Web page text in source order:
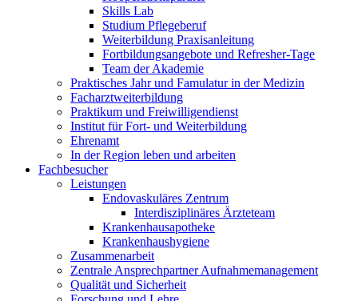
Skills Lab
Studium Pflegeberuf
Weiterbildung Praxisanleitung
Fortbildungsangebote und Refresher-Tage
Team der Akademie
Praktisches Jahr und Famulatur in der Medizin
Facharztweiterbildung
Praktikum und Freiwilligendienst
Institut für Fort- und Weiterbildung
Ehrenamt
In der Region leben und arbeiten
Fachbesucher
Leistungen
Endovaskuläres Zentrum
Interdisziplinäres Ärzteteam
Krankenhausapotheke
Krankenhaushygiene
Zusammenarbeit
Zentrale Ansprechpartner Aufnahmemanagement
Qualität und Sicherheit